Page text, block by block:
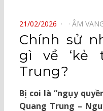
POSTED
ON
21/02/2026 ÂM
Chính sử
gì về ‘kẻ
Trung?
Bị coi là “ngụy
Quang Trung –